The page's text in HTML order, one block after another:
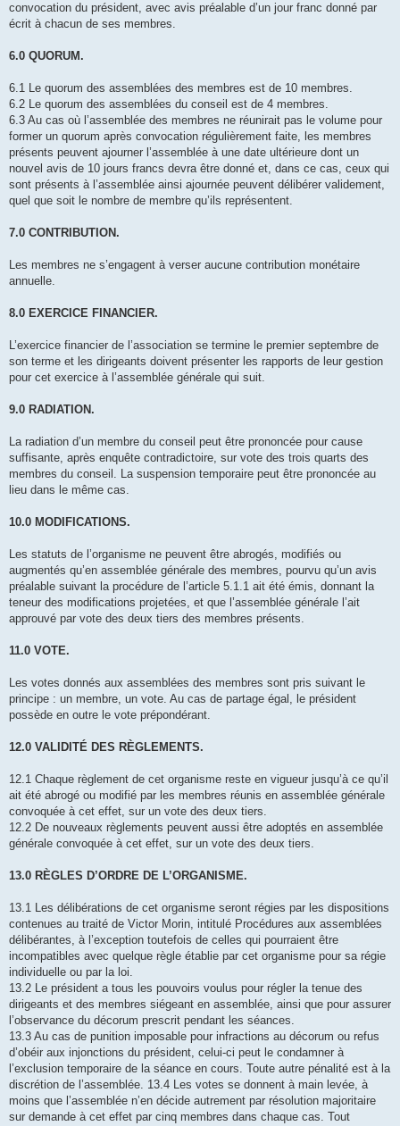
convocation du président, avec avis préalable d’un jour franc donné par
écrit à chacun de ses membres.
6.0 QUORUM.
6.1 Le quorum des assemblées des membres est de 10 membres.
6.2 Le quorum des assemblées du conseil est de 4 membres.
6.3 Au cas où l’assemblée des membres ne réunirait pas le volume pour
former un quorum après convocation régulièrement faite, les membres
présents peuvent ajourner l’assemblée à une date ultérieure dont un
nouvel avis de 10 jours francs devra être donné et, dans ce cas, ceux qui
sont présents à l’assemblée ainsi ajournée peuvent délibérer validement,
quel que soit le nombre de membre qu’ils représentent.
7.0 CONTRIBUTION.
Les membres ne s’engagent à verser aucune contribution monétaire
annuelle.
8.0 EXERCICE FINANCIER.
L’exercice financier de l’association se termine le premier septembre de
son terme et les dirigeants doivent présenter les rapports de leur gestion
pour cet exercice à l’assemblée générale qui suit.
9.0 RADIATION.
La radiation d’un membre du conseil peut être prononcée pour cause
suffisante, après enquête contradictoire, sur vote des trois quarts des
membres du conseil. La suspension temporaire peut être prononcée au
lieu dans le même cas.
10.0 MODIFICATIONS.
Les statuts de l’organisme ne peuvent être abrogés, modifiés ou
augmentés qu’en assemblée générale des membres, pourvu qu’un avis
préalable suivant la procédure de l’article 5.1.1 ait été émis, donnant la
teneur des modifications projetées, et que l’assemblée générale l’ait
approuvé par vote des deux tiers des membres présents.
11.0 VOTE.
Les votes donnés aux assemblées des membres sont pris suivant le
principe : un membre, un vote. Au cas de partage égal, le président
possède en outre le vote prépondérant.
12.0 VALIDITÉ DES RÈGLEMENTS.
12.1 Chaque règlement de cet organisme reste en vigueur jusqu’à ce qu’il
ait été abrogé ou modifié par les membres réunis en assemblée générale
convoquée à cet effet, sur un vote des deux tiers.
12.2 De nouveaux règlements peuvent aussi être adoptés en assemblée
générale convoquée à cet effet, sur un vote des deux tiers.
13.0 RÈGLES D’ORDRE DE L’ORGANISME.
13.1 Les délibérations de cet organisme seront régies par les dispositions
contenues au traité de Victor Morin, intitulé Procédures aux assemblées
délibérantes, à l’exception toutefois de celles qui pourraient être
incompatibles avec quelque règle établie par cet organisme pour sa régie
individuelle ou par la loi.
13.2 Le président a tous les pouvoirs voulus pour régler la tenue des
dirigeants et des membres siégeant en assemblée, ainsi que pour assurer
l’observance du décorum prescrit pendant les séances.
13.3 Au cas de punition imposable pour infractions au décorum ou refus
d’obéir aux injonctions du président, celui-ci peut le condamner à
l’exclusion temporaire de la séance en cours. Toute autre pénalité est à la
discrétion de l’assemblée. 13.4 Les votes se donnent à main levée, à
moins que l’assemblée n’en décide autrement par résolution majoritaire
sur demande à cet effet par cinq membres dans chaque cas. Tout